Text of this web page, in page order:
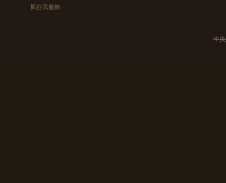
原住民服飾
中